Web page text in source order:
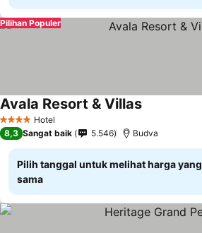
Pilihan Populer
4 BintangHotel
Avala Resort & VillasLihat harga
8,3 Sangat baik 5.546 Budva
Pilih tanggal untuk melihat harga yang
sama